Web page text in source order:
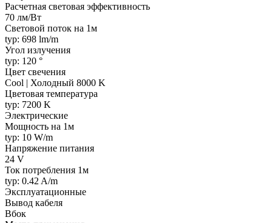
Расчетная световая эффективность
70 лм/Вт
Световой поток на 1м
typ: 698 lm/m
Угол излучения
typ: 120 °
Цвет свечения
Cool | Холодный 8000 K
Цветовая температура
typ: 7200 K
Электрические
Мощность на 1м
typ: 10 W/m
Напряжение питания
24 V
Ток потребления 1м
typ: 0.42 A/m
Эксплуатационные
Вывод кабеля
Вбок